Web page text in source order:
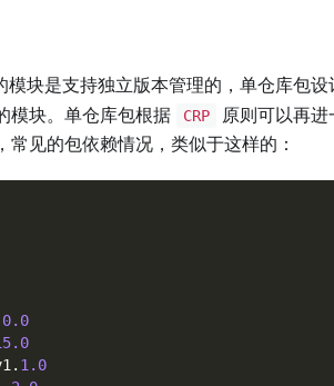
块是支持独立版本管理的，单仓库包设
模块。单仓库包根据
CRP
原则可以再
见的包依赖情况，类似于这样的：
0.0
. 1.0